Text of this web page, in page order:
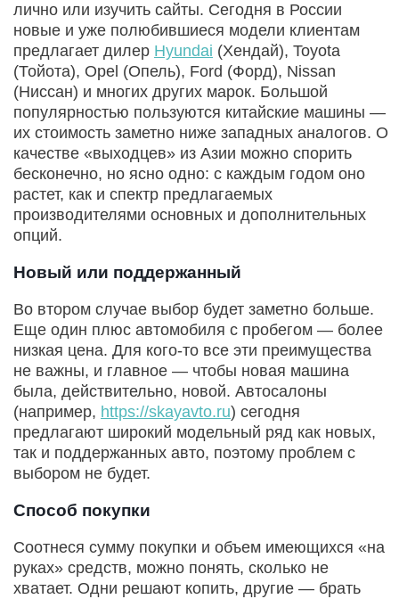
лично или изучить сайты. Сегодня в России
новые и уже полюбившиеся модели клиентам
предлагает дилер Hyundai (Хендай), Toyota
(Тойота), Opel (Опель), Ford (Форд), Nissan
(Ниссан) и многих других марок. Большой
популярностью пользуются китайские машины —
их стоимость заметно ниже западных аналогов. О
качестве «выходцев» из Азии можно спорить
бесконечно, но ясно одно: с каждым годом оно
растет, как и спектр предлагаемых
производителями основных и дополнительных
опций.
Новый или поддержанный
Во втором случае выбор будет заметно больше.
Еще один плюс автомобиля с пробегом — более
низкая цена. Для кого-то все эти преимущества
не важны, и главное — чтобы новая машина
была, действительно, новой. Автосалоны
(например, https://skayavto.ru) сегодня
предлагают широкий модельный ряд как новых,
так и поддержанных авто, поэтому проблем с
выбором не будет.
Способ покупки
Соотнеся сумму покупки и объем имеющихся «на
руках» средств, можно понять, сколько не
хватает. Одни решают копить, другие — брать